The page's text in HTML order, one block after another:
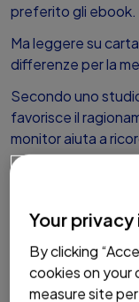
preferito gli
Ma leggere su
differenze per la
Secondo uno
favorisce il
monitor aiuta a
I ricercatori hanno
descrivere delle
oppure astratte:
di “fare una lista”
“organizzarsi” o
gruppo doveva
cartaceo. Ebbene,
Your
By clicking
cookies on your
measure site